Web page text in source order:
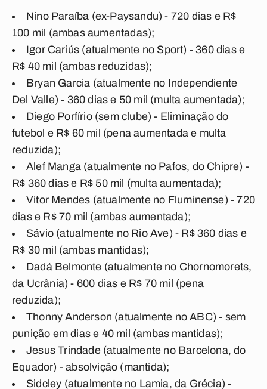
Nino Paraíba (ex-Paysandu) - 720 dias e R$
100 mil (ambas aumentadas);
Igor Cariús (atualmente no Sport) - 360 dias e
R$ 40 mil (ambas reduzidas);
Bryan Garcia (atualmente no Independiente
Del Valle) - 360 dias e 50 mil (multa aumentada);
Diego Porfírio (sem clube) - Eliminação do
futebol e R$ 60 mil (pena aumentada e multa
reduzida);
Alef Manga (atualmente no Pafos, do Chipre) -
R$ 360 dias e R$ 50 mil (multa aumentada);
Vitor Mendes (atualmente no Fluminense) - 720
dias e R$ 70 mil (ambas aumentada);
Sávio (atualmente no Rio Ave) - R$ 360 dias e
R$ 30 mil (ambas mantidas);
Dadá Belmonte (atualmente no Chornomorets,
da Ucrânia) - 600 dias e R$ 70 mil (pena
reduzida);
Thonny Anderson (atualmente no ABC) - sem
punição em dias e 40 mil (ambas mantidas);
Jesus Trindade (atualmente no Barcelona, do
Equador) - absolvição (mantida);
Sidcley (atualmente no Lamia, da Grécia) -